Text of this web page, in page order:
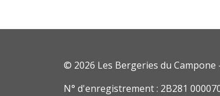
© 2026 Les Bergeries du Campone
N° d'enregistrement : 2B281